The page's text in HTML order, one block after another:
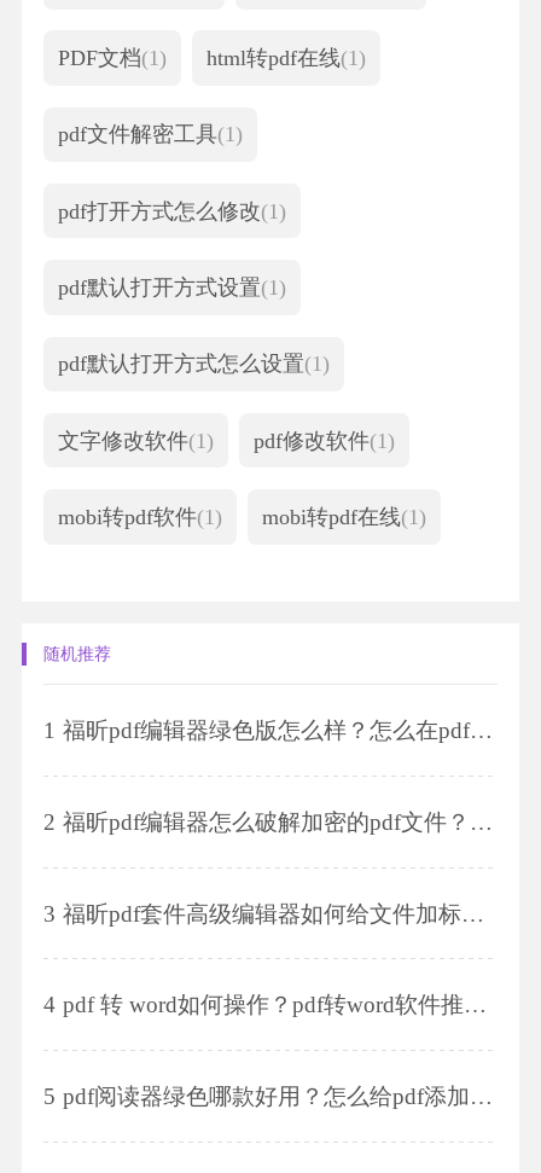
PDF文档(1) html转pdf在线(1)
pdf文件解密工具(1)
pdf打开方式怎么修改(1)
pdf默认打开方式设置(1)
pdf默认打开方式怎么设置(1)
文字修改软件(1) pdf修改软件(1)
mobi转pdf软件(1) mobi转pdf在线(1)
随机推荐
1 福昕pdf编辑器绿色版怎么样？怎么在pdf文件中添加下划线？
2 福昕pdf编辑器怎么破解加密的pdf文件？如何给pdf文件添加标注？
3 福昕pdf套件高级编辑器如何给文件加标注？怎么给pdf文档加密码？
4 pdf 转 word如何操作？pdf转word软件推荐？
5 pdf阅读器绿色哪款好用？怎么给pdf添加页眉页脚？